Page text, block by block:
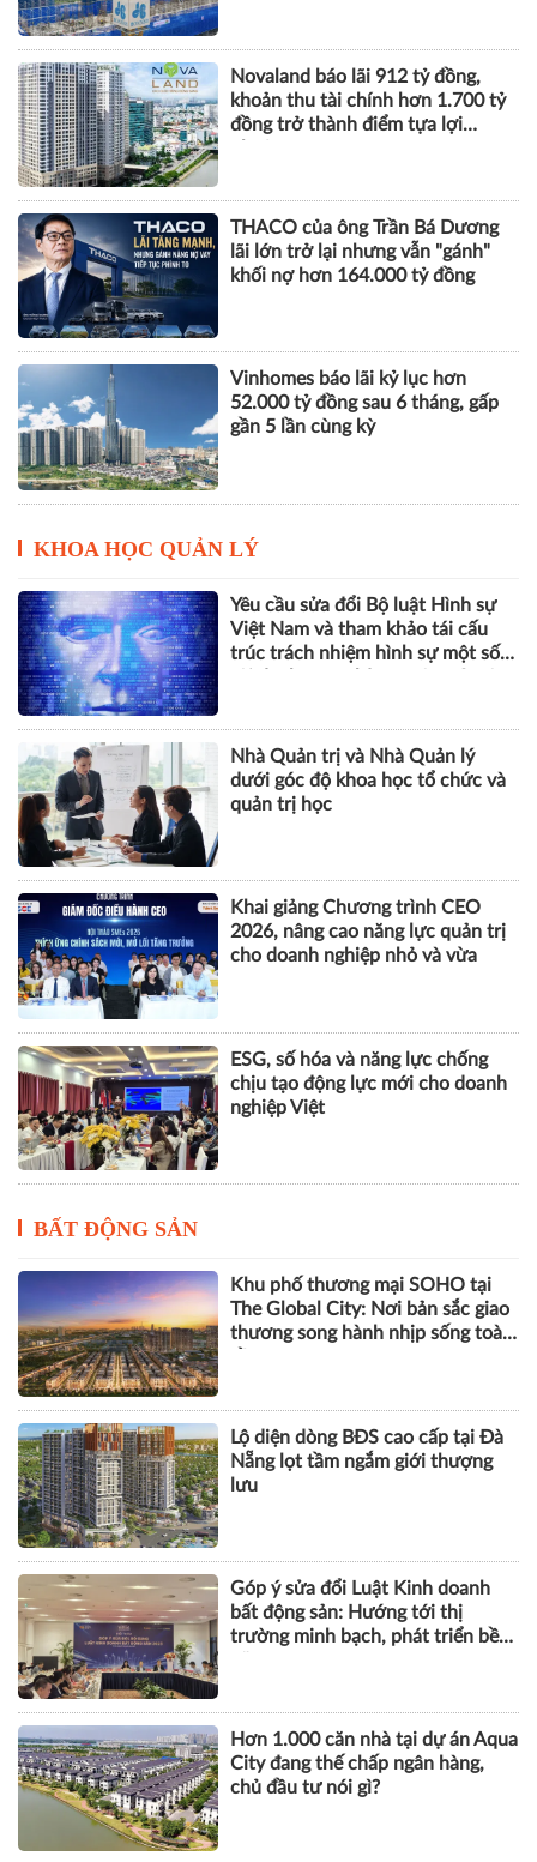
Novaland báo lãi 912 tỷ đồng,
khoản thu tài chính hơn 1.700 tỷ
đồng trở thành điểm tựa lợi
THACO của ông Trần Bá Dương
lãi lớn trở lại nhưng vẫn "gánh"
khối nợ hơn 164.000 tỷ đồng
Vinhomes báo lãi kỷ lục hơn
52.000 tỷ đồng sau 6 tháng, gấp
gần 5 lần cùng kỳ
KHOA HỌC QUẢN LÝ
Yêu cầu sửa đổi Bộ luật Hình sự
Việt Nam và tham khảo tái cấu
trúc trách nhiệm hình sự một số
Nhà Quản trị và Nhà Quản lý
dưới góc độ khoa học tổ chức và
quản trị học
Khai giảng Chương trình CEO
2026, nâng cao năng lực quản trị
cho doanh nghiệp nhỏ và vừa
ESG, số hóa và năng lực chống
chịu tạo động lực mới cho doanh
nghiệp Việt
BẤT ĐỘNG SẢN
Khu phố thương mại SOHO tại
The Global City: Nơi bản sắc giao
thương song hành nhịp sống toàn
Lộ diện dòng BĐS cao cấp tại Đà
Nẵng lọt tầm ngắm giới thượng
lưu
Góp ý sửa đổi Luật Kinh doanh
bất động sản: Hướng tới thị
trường minh bạch, phát triển bền
Hơn 1.000 căn nhà tại dự án Aqua
City đang thế chấp ngân hàng,
chủ đầu tư nói gì?